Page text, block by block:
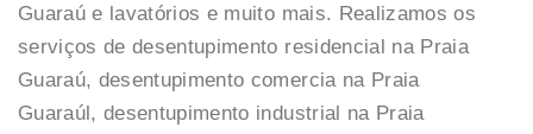
Guaraú e lavatórios e muito mais. Realizamos os
serviços de desentupimento residencial na Praia
Guaraú, desentupimento comercia na Praia
Guaraúl, desentupimento industrial na Praia